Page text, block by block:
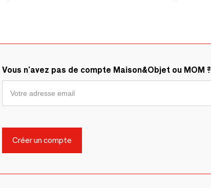
Vous n'avez pas de compte Maison&Objet ou MOM ?